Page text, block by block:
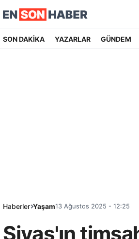
SON DAKİKA YAZARLAR GÜNDEM
Haberler Yaşam13 Ağustos 2025 - 12:25
Sivas'ın